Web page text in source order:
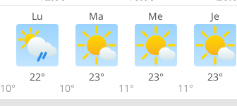
Lu Ma Me Je
10°
22°
10°
23°
11°
23°
11°
23°